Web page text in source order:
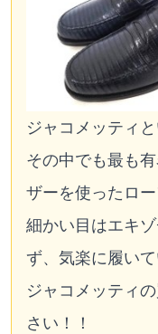
ジャコメッティ
その中でも最も
ザーを使ったロー
細かい目はエキ
ず、気楽に履いて
ジャコメッティ
さい！！